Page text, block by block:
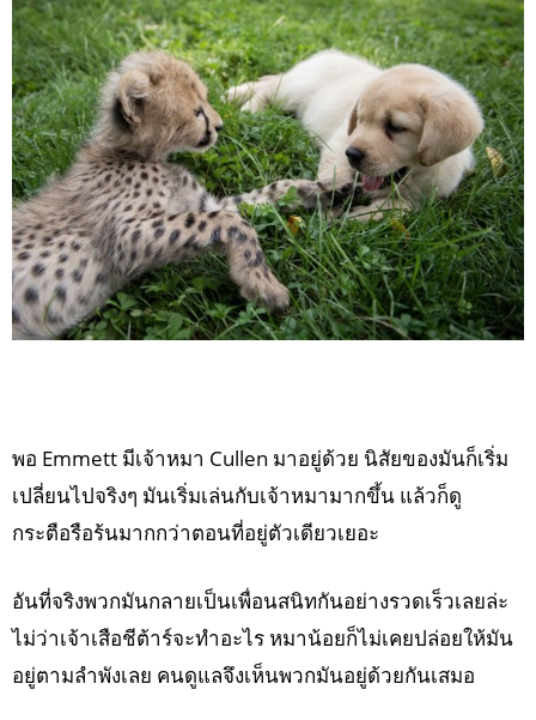
พอ Emmett มีเจ้าหมา Cullen มาอยู่ด้วย นิสัยของมันก็เริ่ม
เปลี่ยนไปจริงๆ มันเริ่มเล่นกับเจ้าหมามากขึ้น แล้วก็ดู
กระตือรือร้นมากกว่าตอนที่อยู่ตัวเดียวเยอะ
อันที่จริงพวกมันกลายเป็นเพื่อนสนิทกันอย่างรวดเร็วเลยล่ะ
ไม่ว่าเจ้าเสือชีต้าร์จะทำอะไร หมาน้อยก็ไม่เคยปล่อยให้มัน
อยู่ตามลำพังเลย คนดูแลจึงเห็นพวกมันอยู่ด้วยกันเสมอ